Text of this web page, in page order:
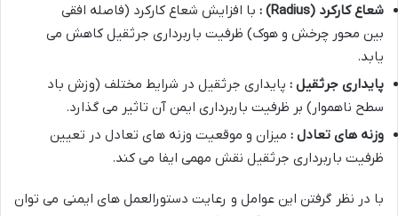
شعاع کارکرد (Radius)
: با افزایش شعاع کارکرد (فاصله افقی
بین محور چرخش و هوک) ظرفیت باربرداری جرثقیل کاهش می
یابد.
پایداری جرثقیل : پایداری جرثقیل در شرایط مختلف (وزش باد
سطح ناهموار) بر ظرفیت باربرداری ایمن آن تاثیر می گذارد.
وزنه های تعادل : میزان و موقعیت وزنه های تعادل در تعیین
ظرفیت باربرداری جرثقیل نقش مهمی ایفا می کند.
با در نظر گرفتن این عوامل و رعایت دستورالعمل های ایمنی می توان